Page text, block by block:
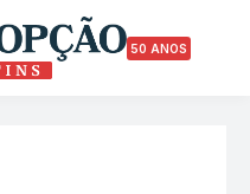
50 ANOS